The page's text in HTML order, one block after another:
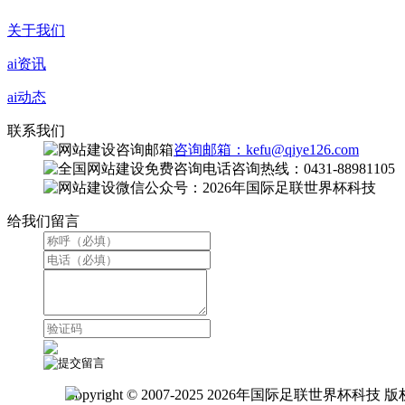
关于我们
ai资讯
ai动态
联系我们
咨询邮箱：kefu@qiye126.com
咨询热线：0431-88981105
微信公众号：2026年国际足联世界杯科技
给我们留言
Copyright © 2007-2025 2026年国际足联世界杯科技 版